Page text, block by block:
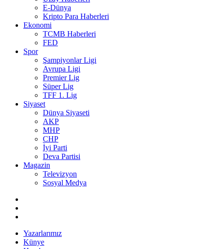
E-Dünya
Kripto Para Haberleri
Ekonomi
TCMB Haberleri
FED
Spor
Şampiyonlar Ligi
Avrupa Ligi
Premier Lig
Süper Lig
TFF 1. Lig
Siyaset
Dünya Siyaseti
AKP
MHP
CHP
İyi Parti
Deva Partisi
Magazin
Televizyon
Sosyal Medya
Yazarlarımız
Künye